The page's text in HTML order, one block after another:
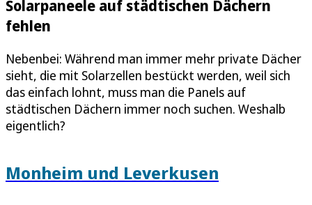
Solarpaneele auf städtischen Dächern
fehlen
Nebenbei: Während man immer mehr private Dächer
sieht, die mit Solarzellen bestückt werden, weil sich
das einfach lohnt, muss man die Panels auf
städtischen Dächern immer noch suchen. Weshalb
eigentlich?
Monheim und Leverkusen